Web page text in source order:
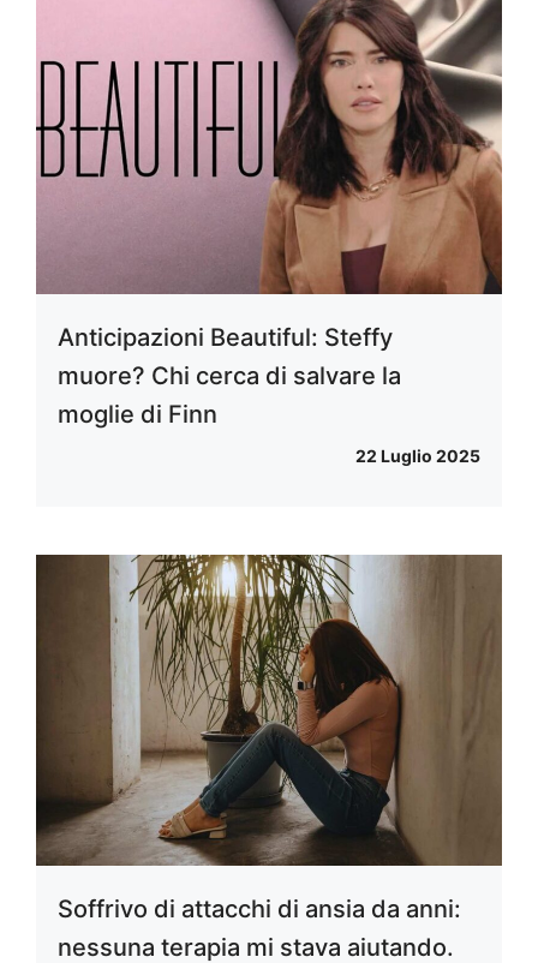
Anticipazioni Beautiful: Steffy
muore? Chi cerca di salvare la
moglie di Finn
22 Luglio 2025
Soffrivo di attacchi di ansia da anni:
nessuna terapia mi stava aiutando.